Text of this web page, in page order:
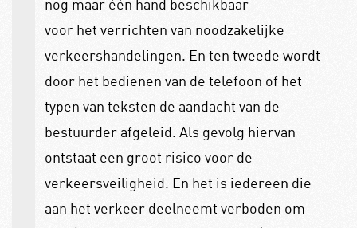
nog maar één hand beschikbaar
voor het verrichten van noodzakelijke
verkeershandelingen. En ten tweede wordt
door het bedienen van de telefoon of het
typen van teksten de aandacht van de
bestuurder afgeleid. Als gevolg hiervan
ontstaat een groot risico voor de
verkeersveiligheid. En het is iedereen die
aan het verkeer deelneemt verboden om